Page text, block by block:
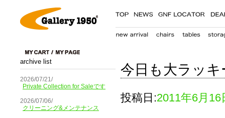
archive list
2026/07/21/
Private Collection for Saleです
2026/07/06/
クリーニング&メンテナンス
今日も大ラッキ
投稿日:2011年6月16